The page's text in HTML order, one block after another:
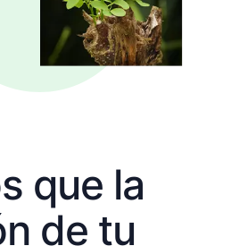
que la
de tu